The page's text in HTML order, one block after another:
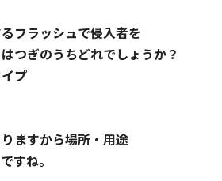
フラッシュで侵入者を
つぎのうちどれでしょうか？
プ
ますから場所・用途
すね。